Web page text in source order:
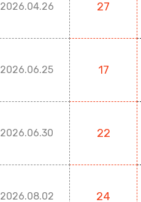
2026.04.26 27
2026.06.25 17
2026.06.30 22
2026.08.02 24